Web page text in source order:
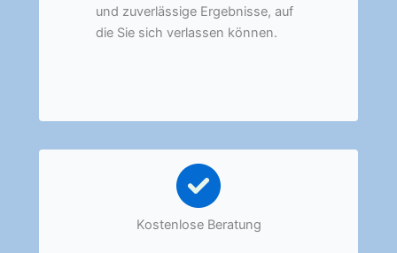
und zuverlässige Ergebnisse, auf
die Sie sich verlassen können.
Kostenlose Beratung